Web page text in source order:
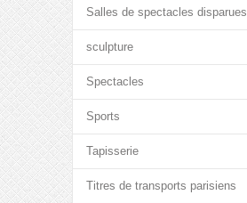
Salles de spectacles disparues
sculpture
Spectacles
Sports
Tapisserie
Titres de transports parisiens